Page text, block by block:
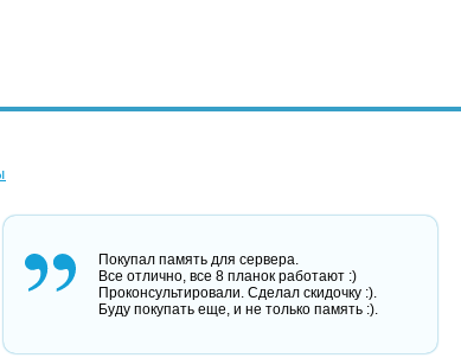
Покупал память для сервера.
Все отлично, все 8 планок работают :)
Проконсультировали. Сделал скидочку :).
Буду покупать еще, и не только память :).